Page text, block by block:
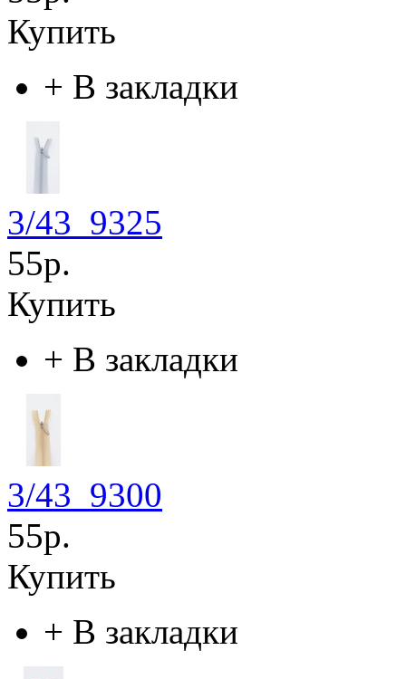
Купить
+ В закладки
3/43_9325
55р.
Купить
+ В закладки
3/43_9300
55р.
Купить
+ В закладки